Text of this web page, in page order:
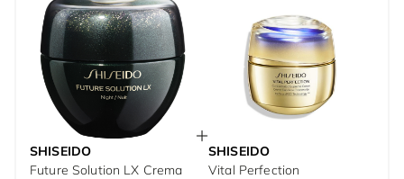
SHISEIDO
Future Solution LX Crema
SHISEIDO
Vital Perfection